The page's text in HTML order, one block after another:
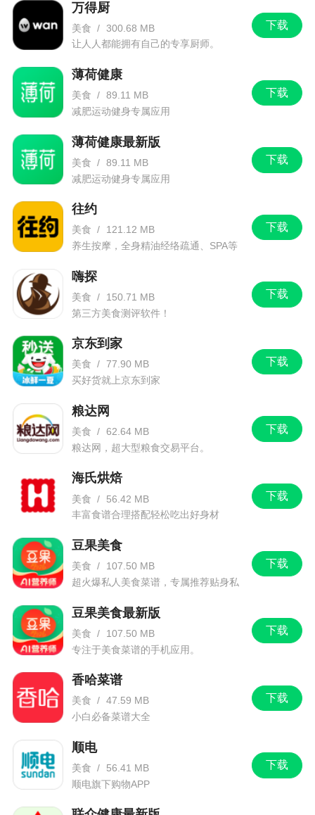
下载
万得厨
美食 / 300.68 MB
让人人都能拥有自己的专享厨师。
下载
薄荷健康
美食 / 89.11 MB
减肥运动健身专属应用
下载
薄荷健康最新版
美食 / 89.11 MB
减肥运动健身专属应用
下载
往约
美食 /
121.12 MB
养生按摩，全身精油经络疏通、SPA等
下载
嗨探
美食 /
150.71 MB
第三方美食测评软件！
下载
京东到家
美食 / 77.90 MB
买好货就上京东到家
下载
粮达网
美食 / 62.64 MB
粮达网，超大型粮食交易平台。
下载
海氏烘焙
美食 /
56.42 MB
丰富食谱合理搭配轻松吃出好身材
下载
豆果美食
美食 /
107.50 MB
超火爆私人美食菜谱，专属推荐贴身私
下载
豆果美食最新版
美食 /
107.50 MB
专注于美食菜谱的手机应用。
下载
香哈菜谱
美食 / 47.59 MB
小白必备菜谱大全
下载
顺电
美食 /
56.41 MB
顺电旗下购物APP